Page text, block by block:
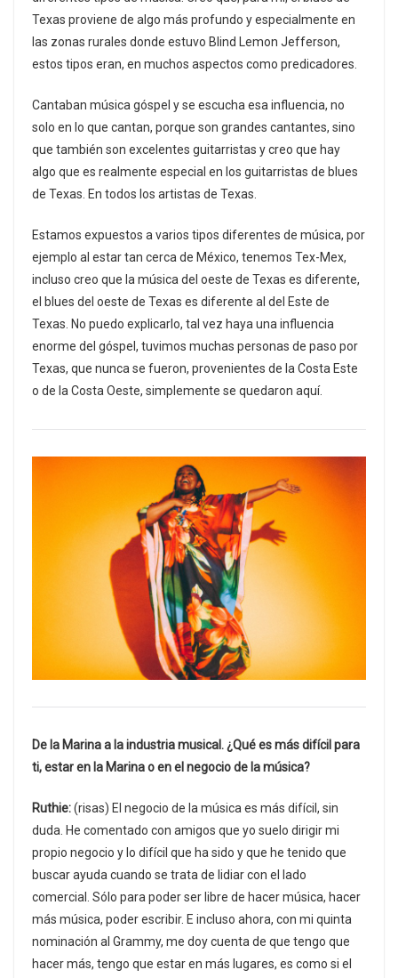
Texas proviene de algo más profundo y especialmente en
las zonas rurales donde estuvo Blind Lemon Jefferson,
estos tipos eran, en muchos aspectos como predicadores.
Cantaban música góspel y se escucha esa influencia, no
solo en lo que cantan, porque son grandes cantantes, sino
que también son excelentes guitarristas y creo que hay
algo que es realmente especial en los guitarristas de blues
de Texas. En todos los artistas de Texas.
Estamos expuestos a varios tipos diferentes de música, por
ejemplo al estar tan cerca de México, tenemos Tex-Mex,
incluso creo que la música del oeste de Texas es diferente,
el blues del oeste de Texas es diferente al del Este de
Texas. No puedo explicarlo, tal vez haya una influencia
enorme del góspel, tuvimos muchas personas de paso por
Texas, que nunca se fueron, provenientes de la Costa Este
o de la Costa Oeste, simplemente se quedaron aquí.
De la Marina a la industria musical. ¿Qué es más difícil para
ti, estar en la Marina o en el negocio de la música?
Ruthie:(risas) El negocio de la música es más difícil, sin
duda. He comentado con amigos que yo suelo dirigir mi
propio negocio y lo difícil que ha sido y que he tenido que
buscar ayuda cuando se trata de lidiar con el lado
comercial. Sólo para poder ser libre de hacer música, hacer
más música, poder escribir. E incluso ahora, con mi quinta
nominación al Grammy, me doy cuenta de que tengo que
hacer más, tengo que estar en más lugares, es como si el